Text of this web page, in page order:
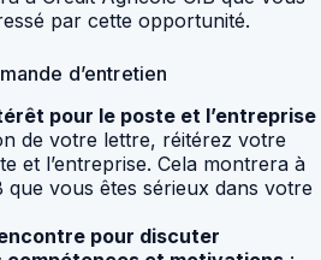
par cette opportunité.
d’entretien
pour le poste et l’entreprise
de votre lettre, réitérez votre
et l’entreprise. Cela montrera à
que vous êtes sérieux dans votre
pour discuter